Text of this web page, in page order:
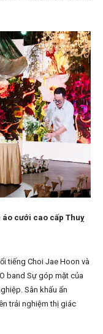
cưới cao cấp Thuỵ
tiếng Choi Jae Hoon và
band Sự góp mặt của
Sân khấu ấn
trải nghiệm thị giác